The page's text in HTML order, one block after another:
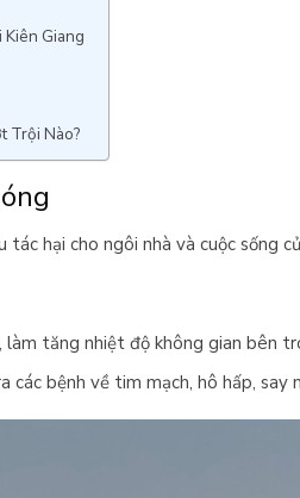
Giang
Trội Nào?
hại cho ngôi nhà và cuộc sống
tăng nhiệt độ không gian bên
các bệnh về tim mạch, hô hấp, say